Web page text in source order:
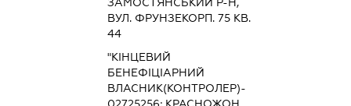
ВУЛ. ФРУНЗЕКОРП. 75 КВ.
44
"КІНЦЕВИЙ
БЕНЕФІЦІАРНИЙ
ВЛАСНИК(КОНТРОЛЕР)-
02725256; КРАСНОЖОН